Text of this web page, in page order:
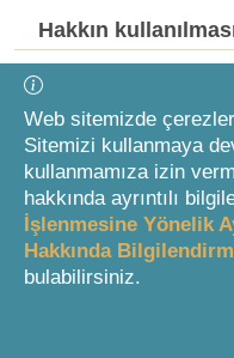
Hakkın
MADDE 26
(1) Hakkını kullanan
(2) Kişinin
edebileceği bir
rızası çerçevesinde
Web sitemizde
Sitemizi kullanmaya
kullanmamıza izin
hakkında ayrıntılı
İşlenmesine Yönelik
Hakkında
bulabilirsiniz.